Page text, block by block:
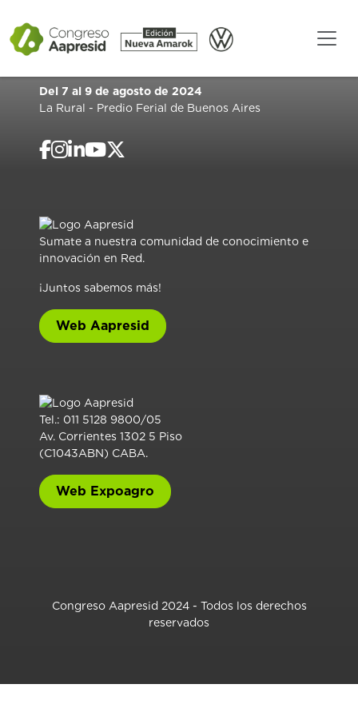
Del 7 al 9 de agosto de 2024
La Rural - Predio Ferial de Buenos Aires
Sumate a nuestra comunidad de conocimiento e
innovación en Red.
¡Juntos sabemos más!
Web Aapresid
Tel.: 011 5128 9800/05
Av. Corrientes 1302 5 Piso
(C1043ABN) CABA.
Web Expoagro
Congreso Aapresid 2024 - Todos los derechos
reservados